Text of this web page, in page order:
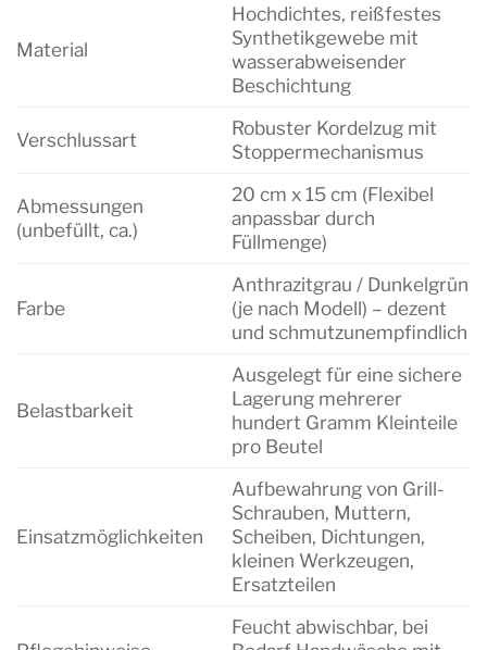
Material
Hochdichtes, reißfestes
Synthetikgewebe mit
wasserabweisender
Beschichtung
Verschlussart
Robuster Kordelzug mit
Stoppermechanismus
Abmessungen
(unbefüllt, ca.)
20 cm x 15 cm (Flexibel
anpassbar durch
Füllmenge)
Farbe
Anthrazitgrau / Dunkelgrün
(je nach Modell) – dezent
und schmutzunempfindlich
Belastbarkeit
Ausgelegt für eine sichere
Lagerung mehrerer
hundert Gramm Kleinteile
pro Beutel
Einsatzmöglichkeiten
Aufbewahrung von Grill-
Schrauben, Muttern,
Scheiben, Dichtungen,
kleinen Werkzeugen,
Ersatzteilen
Feucht abwischbar, bei